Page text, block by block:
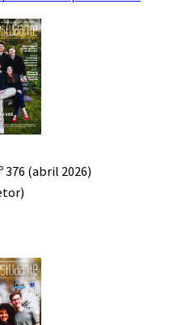
376 (abril 2026)